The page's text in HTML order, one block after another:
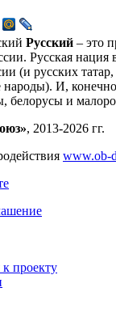
Русский – это
Русская нация
(и русских
народы). И,
белорусы и
, 2013-2026 гг.
www.ob-
проекту